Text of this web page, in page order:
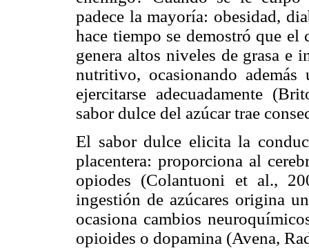
padece la mayoría: obesidad,
hace tiempo se demostró que el
genera altos niveles de grasa e
nutritivo, ocasionando
ejercitarse adecuadamente
sabor dulce del azúcar trae
El sabor dulce elicita la
placentera: proporciona al
opiodes (Colantuoni et al.,
ingestión de azúcares origina
ocasiona cambios
opioides o dopamina (Avena,